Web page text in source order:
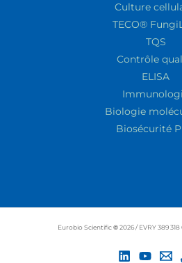
Culture
TECO®
TQS
Contrôle
ELISA
Biologie
Biosécurité
Eurobio Scientific©2026 / EVRY 389 318